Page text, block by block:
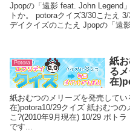
Jpopの「遠影 feat. John Legend
トか。 potoraクイズ3/30こたえ
デイクイズのこたえ Jpopの「遠
Potora
紙
る
在
紙おむつのメリーズを発売して
在)potora10/29クイズ 紙おむつ
こ?(2010年9月現在) 10/29 ポト
です...